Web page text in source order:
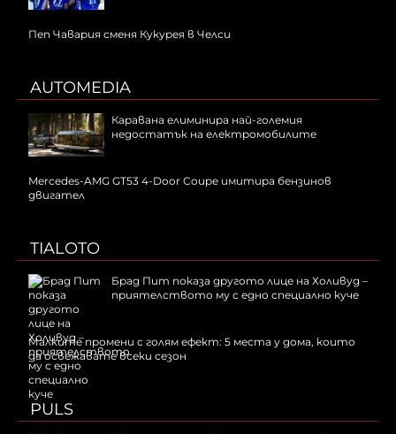
Пеп Чавария сменя Кукурея в Челси
AUTOMEDIA
Каравана елиминира най-големия
недостатък на електромобилите
Mercedes-AMG GT53 4-Door Coupe имитира бензинов
двигател
TIALOTO
Брад Пит показа другото лице на Холивуд –
приятелството му с едно специално куче
Малките промени с голям ефект: 5 места у дома, които
да освежавате всеки сезон
PULS